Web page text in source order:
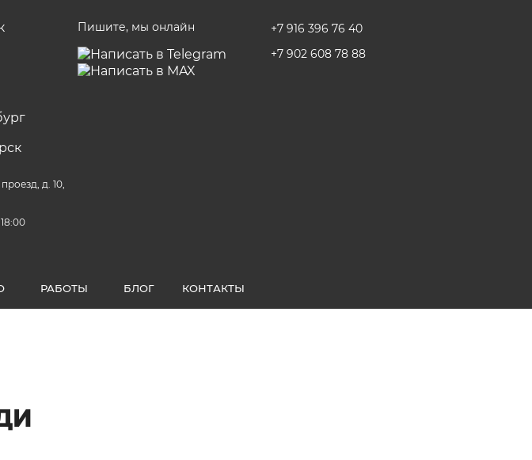
д. 10,
Пишите, мы онлайн
+7 916 396 76 40
+7 902 608 78 88
РАБОТЫ БЛОГ КОНТАКТЫ